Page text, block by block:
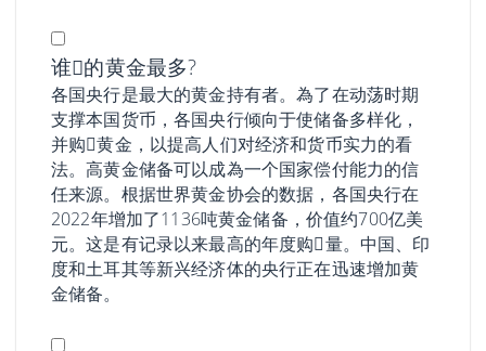
谁𧹒的黄金最多?
各国央行是最大的黄金持有者。為了在动荡时期
支撑本国货币，各国央行倾向于使储备多样化，
并购𧹒黄金，以提高人们对经济和货币实力的看
法。高黄金储备可以成為一个国家偿付能力的信
任来源。根据世界黄金协会的数据，各国央行在
2022年增加了1136吨黄金储备，价值约700亿美
元。这是有记录以来最高的年度购𧹒量。中国、印
度和土耳其等新兴经济体的央行正在迅速增加黄
金储备。